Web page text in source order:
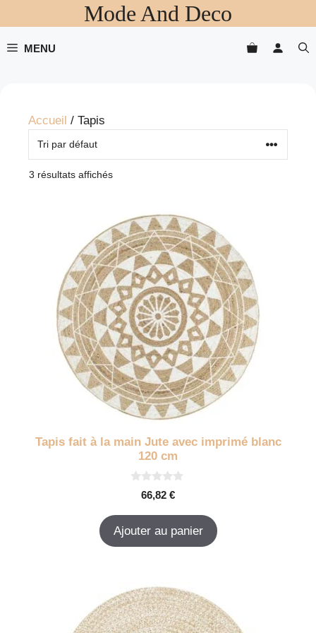
au
contenu
Mode And Deco
MENU
Accueil / Tapis
3 résultats affichés
Tapis fait à la main Jute avec imprimé blanc
120 cm
5
66,82 €
Ajouter au panier